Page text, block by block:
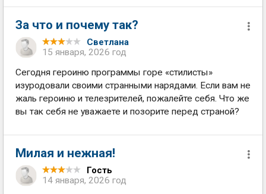
За что и почему так?
Светлана
15 января, 2026 год
Сегодня героиню программы горе «стилисты»
изуродовали своими странными нарядами. Если вам не
жаль героиню и телезрителей, пожалейте себя. Что же
вы так себя не уважаете и позорите перед страной?
Милая и нежная!
Гость
14 января, 2026 год